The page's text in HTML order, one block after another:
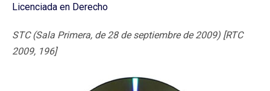
Licenciada en Derecho
STC (Sala Primera, de 28 de septiembre de 2009) [RTC
2009, 196]